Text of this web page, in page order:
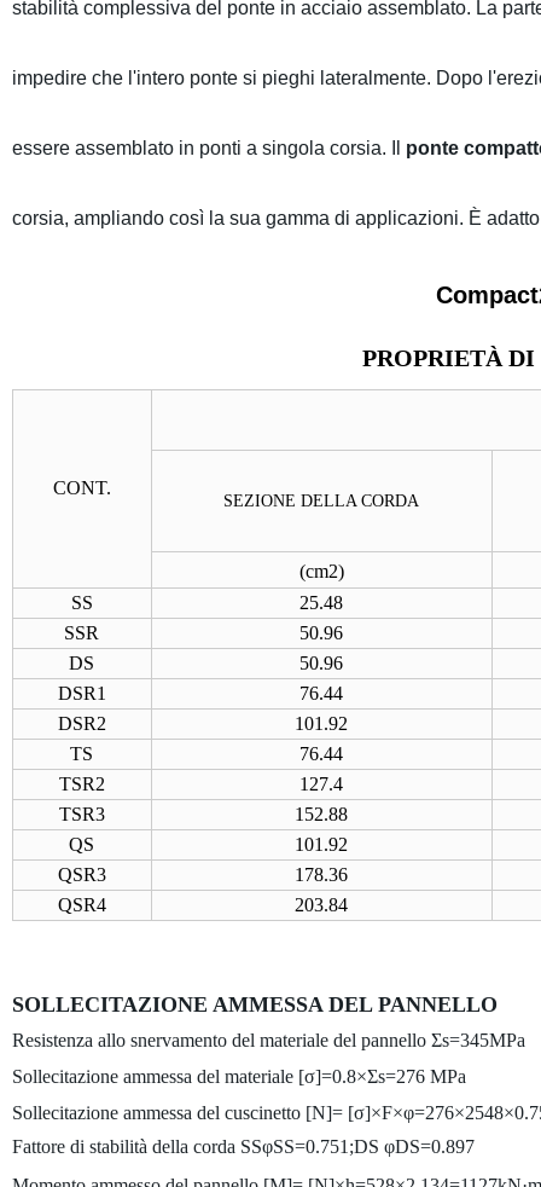
stabilità complessiva del ponte in acciaio assemblato. La
impedire che l'intero ponte si pieghi lateralmente. Dopo
essere assemblato in ponti a singola corsia. Il ponte
corsia, ampliando così la sua gamma di applicazioni. È
PROPRIETÀ
CONT.
SEZIONE DELLA CORDA
(cm2)
SS
25.48
SSR
50.96
DS
50.96
DSR1
76.44
DSR2
101.92
TS
76.44
TSR2
127.4
TSR3
152.88
QS
101.92
QSR3
178.36
QSR4
203.84
SOLLECITAZIONE AMMESSA DEL PANNELLO
Resistenza allo snervamento del materiale del pannello Σs=345MPa
Sollecitazione ammessa del materiale [σ]=0.8×Σs=276 MPa
Sollecitazione ammessa del cuscinetto [N]=
Fattore di stabilità della corda SSφSS=0.751;DS φDS=0.897